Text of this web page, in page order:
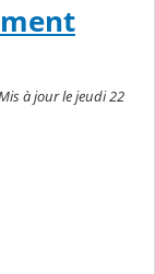
à jour le jeudi 22